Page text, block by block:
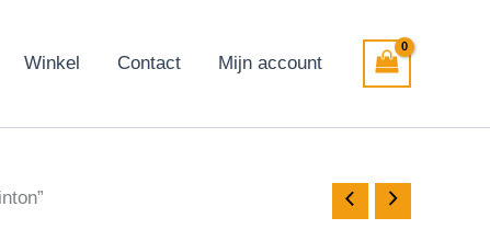
Winkel Contact Mijn account